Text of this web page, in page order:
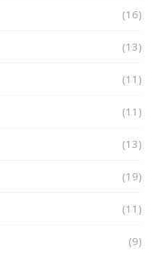
(16)
(13)
(11)
(11)
(13)
(19)
(11)
(9)